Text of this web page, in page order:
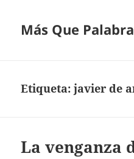
Más Que
Etiqueta:javier de
La venganza